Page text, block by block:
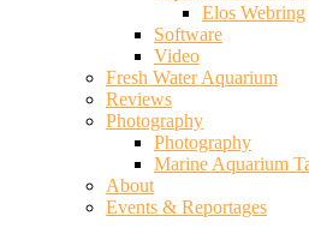
Elos Webring
Software
Video
Fresh Water Aquarium
Reviews
Photography
Photography
Marine Aquarium
About
Events & Reportages